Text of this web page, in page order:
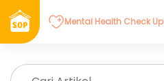
Mental Health Check Up